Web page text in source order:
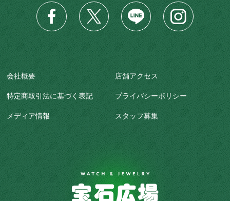
会社概要 店舗アクセス
特定商取引法に基づく表記 プライバシーポリシー
メディア情報 スタッフ募集